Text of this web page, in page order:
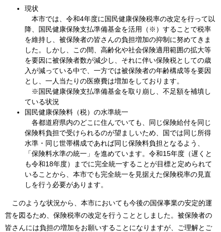
現状
本市では、令和4年度に国民健康保険税率の改定を行って以
降、国民健康保険支払準備基金を活用（※）することで税率
を維持し、被保険者の皆さんの負担増加の抑制に努めてきま
した。しかし、この間、高齢化や社会保険適用範囲の拡大等
を要因に被保険者数が減少し、それに伴い保険税としての歳
入が減っている中で、一方では被保険者の年齢構成等を要因
とし、一人当たりの医療費は増加をしております。
※国民健康保険支払準備基金を取り崩し、不足額を補填し
ている状況
国民健康保険料（税）の水準統一
各都道府県内のどこに住んでいても、同じ保険給付を同じ
保険料負担で受けられるのが望ましいため、国では同じ所得
水準・同じ世帯構成であれば同じ保険料負担となるよう、
「保険料水準の統一」を進めています。令和15年度（遅くと
も令和18年度）までに完全統一することが目標と定められて
いることから、本市でも完全統一を見据えた保険税率の見直
しを行う必要があります。
このような状況から、本市においても今後の国保事業の安定的運
営を図るため、保険税率の改定を行うこととしました。被保険者の
皆さんには負担の増加をお願いすることになりますが、ご理解とご